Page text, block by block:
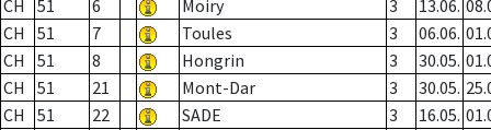
CH 51 6 Moiry 3 13.06.
CH
51 7 Toules 3 06.06.
CH
51 8 Hongrin 3 30.05.
CH
51 21 Mont-Dar 3 30.05.
CH
51 22 SADE 3 16.05.